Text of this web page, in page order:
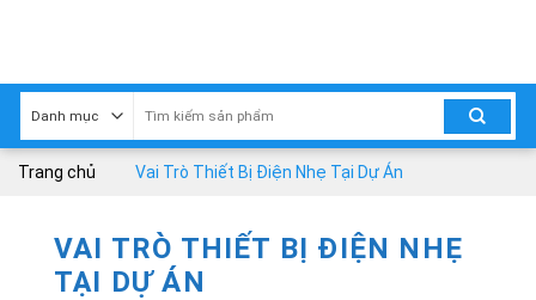
Trang chủ Vai Trò Thiết Bị Điện Nhẹ Tại Dự Án
VAI TRÒ THIẾT BỊ ĐIỆN NHẸ
TẠI DỰ ÁN